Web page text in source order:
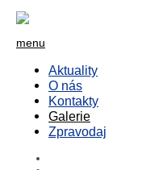
menu
Aktuality
O nás
Kontakty
Galerie
Zpravodaj